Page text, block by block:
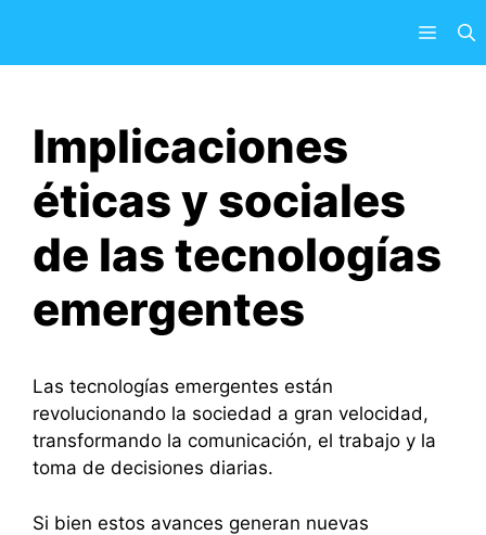
contenido
Menú
Implicaciones
éticas y sociales
de las tecnologías
emergentes
Las tecnologías emergentes están
revolucionando la sociedad a gran velocidad,
transformando la comunicación, el trabajo y la
toma de decisiones diarias.
Si bien estos avances generan nuevas